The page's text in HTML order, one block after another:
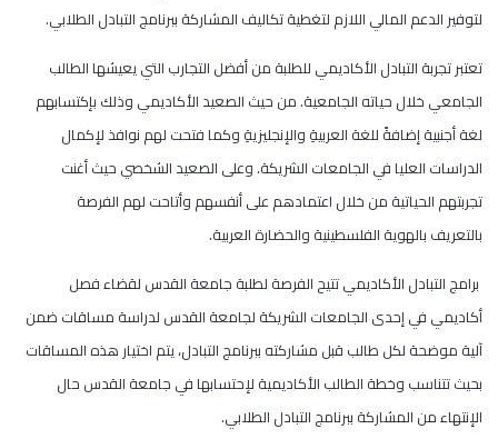
لتوفير الدعم المالي اللازم لتغطية تكاليف المشاركة ببرنامج التبادل الطلابي.
تعتبر تجربة التبادل الأكاديمي للطلبة من أفضل التجارب التي يعيشها الطالب
الجامعي خلال حياته الجامعية. من حيث الصعيد الأكاديمي وذلك بإكتسابهم
لغة أجنبية إضافةً للغة العربيةِ والإنجليزيةِ وكما فتحت لهم نوافذ لإكمال
الدراسات العليا في الجامعات الشريكة. وعلى الصعيد الشخصي حيث أغنت
تجربتهم الحياتية من خلال اعتمادهم على أنفسهم وأتاحت لهم الفرصة
بالتعريف بالهوية الفلسطينية والحضارة العربية.
برامج التبادل الأكاديمي تتيح الفرصة لطلبة جامعة القدس لقضاء فصل
أكاديمي في إحدى الجامعات الشريكة لجامعة القدس لدراسة مساقات ضمن
آلية موضحة لكل طالب قبل مشاركته ببرنامج التبادل، يتم اختيار هذه المساقات
بحيث تتناسب وخطة الطالب الأكاديمية لإحتسابها في جامعة القدس حال
الإنتهاء من المشاركة ببرنامج التبادل الطلابي.